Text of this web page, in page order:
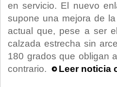
en servicio. El nuevo
supone una mejora de
actual que, pese a ser
calzada estrecha sin
180 grados que obligan
contrario.
Leer noticia